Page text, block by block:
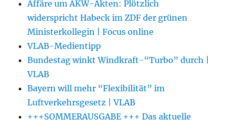
Affäre um AKW-Akten: Plötzlich
widerspricht Habeck im ZDF der grünen
Ministerkollegin | Focus online
VLAB-Medientipp
Bundestag winkt Windkraft-“Turbo” durch |
VLAB
Bayern will mehr “Flexibilität” im
Luftverkehrsgesetz | VLAB
+++SOMMERAUSGABE +++ Das aktuelle